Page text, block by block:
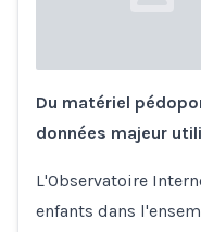
Du matériel
données majeur
L'Observatoire
enfants dans